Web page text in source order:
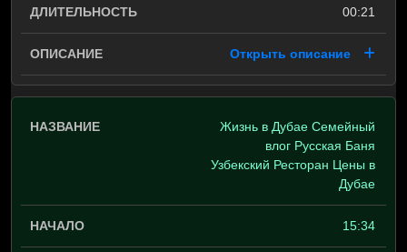
00:21
Открыть описание
Жизнь в Дубае Семейный
влог Русская Баня
Узбекский Ресторан Цены в
Дубае
15:34